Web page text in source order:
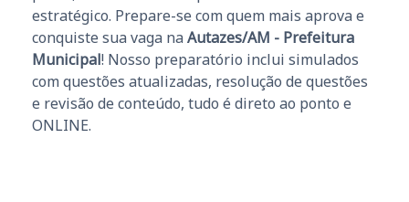
estratégico. Prepare-se com quem mais aprova e
conquiste sua vaga na Autazes/AM - Prefeitura
Municipal! Nosso preparatório inclui simulados
com questões atualizadas, resolução de questões
e revisão de conteúdo, tudo é direto ao ponto e
ONLINE.